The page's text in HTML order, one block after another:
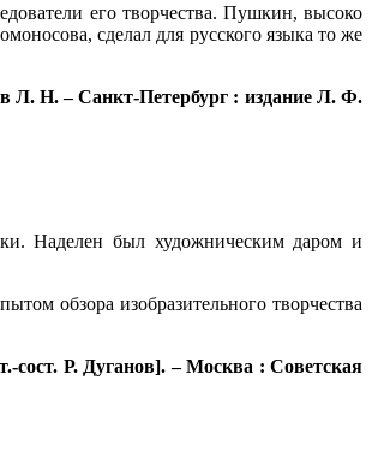
его творчества. Пушкин, высоко
сделал для русского языка то же
Н. – Санкт-Петербург : издание Л. Ф.
Наделен был художническим даром и
обзора изобразительного творчества
сост. Р. Дуганов]. – Москва : Советская